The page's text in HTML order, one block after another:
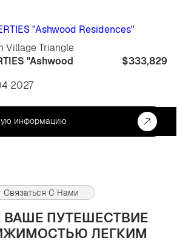
Village Triangle
"Ashwood
$333,829
2027
информацию
Связаться С Нами
ПУТЕШЕСТВИЕ
ЛЕГКИМ